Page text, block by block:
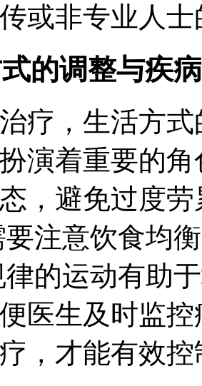
或非专业人
的调整与疾
疗，生活方
演着重要的
，避免过度
注意饮食均
律的运动有助
医生及时监
，才能有效